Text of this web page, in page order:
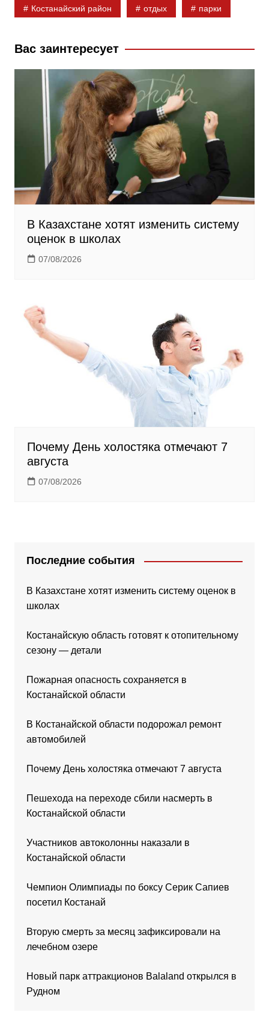
o
k
l
s
n
m
Костанайский район отдых парки
Вас заинтересует
В Казахстане хотят изменить систему
оценок в школах
07/08/2026
Почему День холостяка отмечают 7
августа
07/08/2026
Последние события
В Казахстане хотят изменить систему оценок в
школах
Костанайскую область готовят к отопительному
сезону — детали
Пожарная опасность сохраняется в
Костанайской области
В Костанайской области подорожал ремонт
автомобилей
Почему День холостяка отмечают 7 августа
Пешехода на переходе сбили насмерть в
Костанайской области
Участников автоколонны наказали в
Костанайской области
Чемпион Олимпиады по боксу Серик Сапиев
посетил Костанай
Вторую смерть за месяц зафиксировали на
лечебном озере
Новый парк аттракционов Balaland открылся в
Рудном